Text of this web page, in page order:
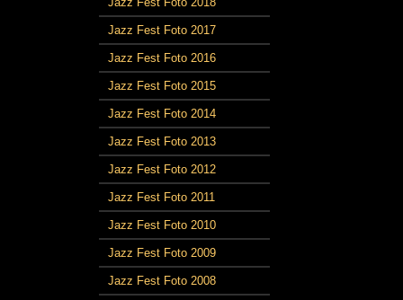
Jazz Fest Foto 2017
Jazz Fest Foto 2016
Jazz Fest Foto 2015
Jazz Fest Foto 2014
Jazz Fest Foto 2013
Jazz Fest Foto 2012
Jazz Fest Foto 2011
Jazz Fest Foto 2010
Jazz Fest Foto 2009
Jazz Fest Foto 2008